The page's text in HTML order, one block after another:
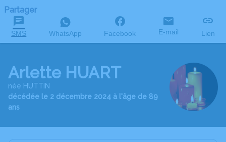
Partager
SMS WhatsApp Facebook E-mail Lien
Arlette HUART
née HUTTIN
décédée le 2 décembre 2024 à l'âge de 89
ans